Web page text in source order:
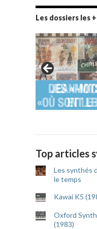
Les dossiers les
Top articles
Les synthés
le temps
Kawai K5
Oxford
(1983)